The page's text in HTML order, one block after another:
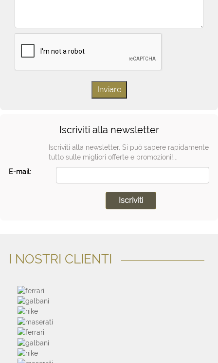
Iscriviti alla newsletter
Iscriviti alla newsletter, Si può sapere rapidamente
tutto sulle migliori offerte e promozioni!...
E-mail:
I NOSTRI CLIENTI